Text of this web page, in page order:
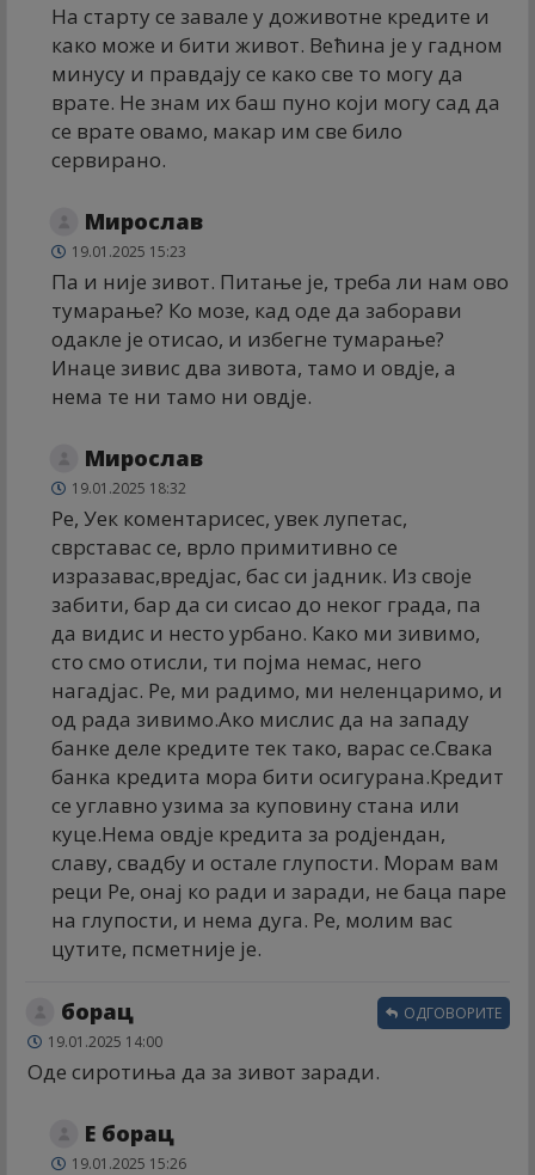
На старту се завале у доживотне кредите и
како може и бити живот. Већина је у гадном
минусу и правдају се како све то могу да
врате. Не знам их баш пуно који могу сад да
се врате овамо, макар им све било
сервирано.
Мирослав
19.01.2025 15:23
Па и није зивот. Питање је, треба ли нам ово
тумарање? Ко мозе, кад оде да заборави
одакле је отисао, и избегне тумарање?
Инаце зивис два зивота, тамо и овдје, а
нема те ни тамо ни овдје.
Мирослав
19.01.2025 18:32
Ре, Уек коментарисес, увек лупетас,
сврставас се, врло примитивно се
изразавас,вредјас, бас си јадник. Из своје
забити, бар да си сисао до неког града, па
да видис и несто урбано. Како ми зивимо,
сто смо отисли, ти појма немас, него
нагадјас. Ре, ми радимо, ми неленцаримо, и
од рада зивимо.Ако мислис да на западу
банке деле кредите тек тако, варас се.Свака
банка кредита мора бити осигурана.Кредит
се углавно узима за куповину стана или
куце.Нема овдје кредита за родјендан,
славу, свадбу и остале глупости. Морам вам
реци Ре, онај ко ради и заради, не баца паре
на глупости, и нема дуга. Ре, молим вас
цутите, псметније је.
борац
19.01.2025 14:00
Оде сиротиња да за зивот заради.
ОДГОВОРИТЕ
Е борац
19.01.2025 15:26